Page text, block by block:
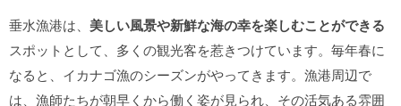
垂水漁港は、 美しい風景や新鮮な海の幸を楽しむことができる
スポットとして、多くの観光客を惹きつけています。毎年春に
なると、イカナゴ漁のシーズンがやってきます。漁港周辺で
は、漁師たちが朝早くから働く姿が見られ、その活気ある雰囲